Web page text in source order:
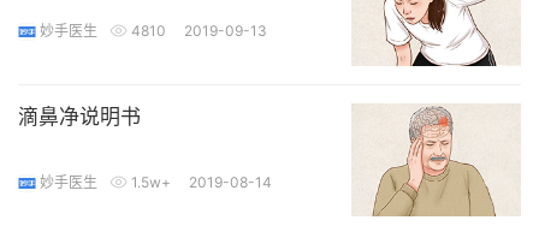
妙手医生 4810 2019-09-13
滴鼻净说明书
妙手医生 1.5w+ 2019-08-14